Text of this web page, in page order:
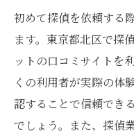
初めて探偵を依頼する
ます。東京都北区で探
ットの口コミサイトを
くの利用者が実際の体
認することで信頼でき
でしょう。また、探偵